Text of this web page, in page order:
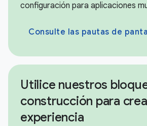
configuración para aplicaciones
Consulte las pautas de pantalla
Utilice nuestros
construcción para
experiencia